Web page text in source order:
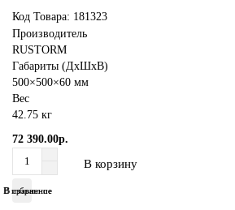
Код Товара: 181323
Производитель
RUSTORM
Габариты (ДхШхВ)
500×500×60 мм
Вес
42.75 кг
72 390.00р.
В корзину
В избранное
В сравнение